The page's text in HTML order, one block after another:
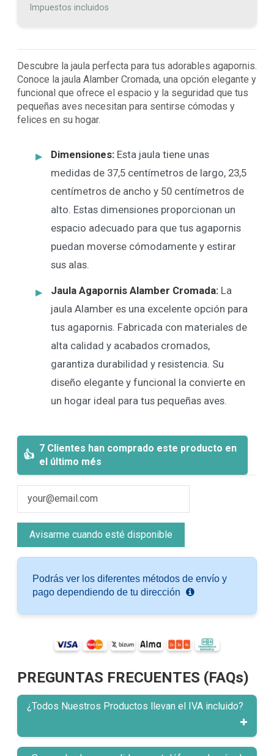
Impuestos incluidos
Descubre la jaula perfecta para tus adorables agapornis.
Conoce la jaula Alamber Cromada, una opción elegante y
funcional que ofrece el espacio y la seguridad que tus
pequeñas aves necesitan para sentirse cómodas y
felices en su hogar.
Dimensiones:Esta jaula tiene unas
medidas de 37,5 centímetros de largo, 23,5
centímetros de ancho y 50 centímetros de
alto. Estas dimensiones proporcionan un
espacio adecuado para que tus agapornis
puedan moverse cómodamente y estirar
sus alas.
Jaula Agapornis Alamber Cromada:La
jaula Alamber es una excelente opción para
tus agapornis. Fabricada con materiales de
alta calidad y acabados cromados,
garantiza durabilidad y resistencia. Su
diseño elegante y funcional la convierte en
un hogar ideal para tus pequeñas aves.
7 Clientes han comprado este producto en
el último més
Podrás ver los diferentes métodos de envío y
pago dependiendo de tu dirección
PREGUNTAS FRECUENTES (FAQs)
¿Todos Nuestros Productos llevan el IVA incluido?